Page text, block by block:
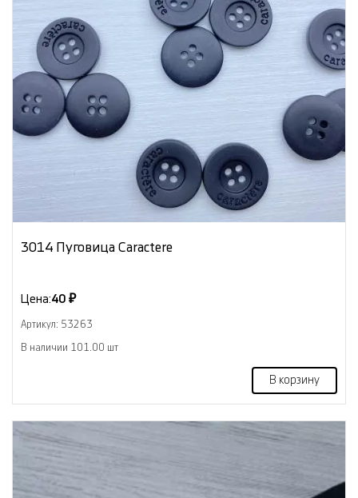
3014 Пуговица Caractere
Цена:40 ₽
Артикул: 53263
В наличии 101.00 шт
В корзину